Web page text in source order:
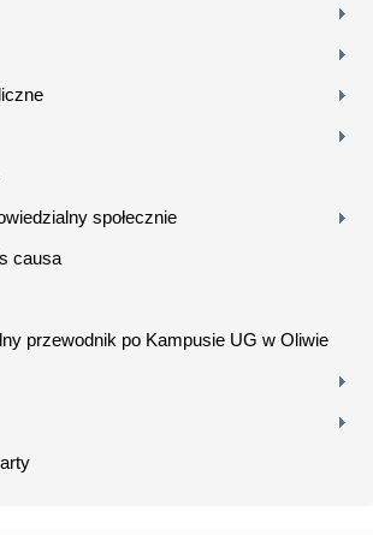
społecznie
causa
przewodnik po Kampusie UG w Oliwie